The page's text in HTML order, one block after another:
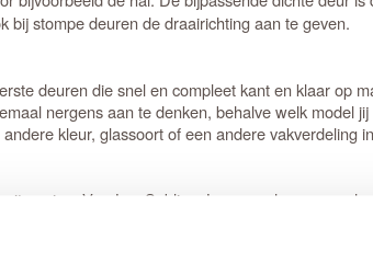
bij stompe deuren de draairichting aan te geven.
deuren die snel en compleet kant en klaar op
nergens aan te denken, behalve welk model
kleur, glassoort of een andere
VeraLux Subliem Leonore deuren